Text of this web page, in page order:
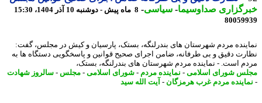
صداوسیما-سیاسی-8 ماه پیش - دوشنبه 10 آذر 1404، 15:30
مردم شهرستان های بندرلنگه، بستک، پارسیان و کیش در مجلس، گفت:
دقیق و بی طرفانه، ضامن اجرای صحیح قوانین و پاسخگویی دستگاه ها به
است. - نماینده مردم شهرستان های بندرلنگه، بستک،
شورای اسلامی-نماینده مردم- شورای اسلامی-مجلس-سالروز شهادت
مردم غرب هرمزگان -آیت الله سید